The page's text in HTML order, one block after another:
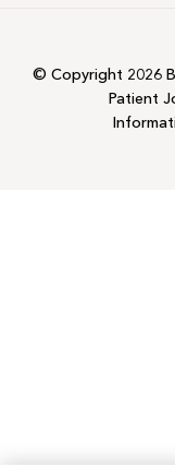
© Copyright 2026
Patient